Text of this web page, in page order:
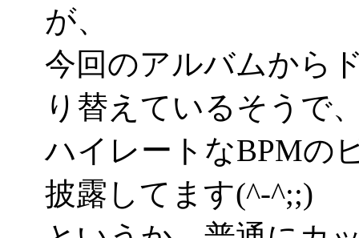
が、
今回のアルバムから
り替えているそうで
ハイレートなBPMの
披露してます(^-^;;)